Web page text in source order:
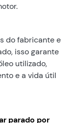
do fabricante e
isso garante
utilizado,
e a vida útil
parado por